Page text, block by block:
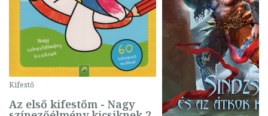
Kifestő
Az első kifestőm - Nagy